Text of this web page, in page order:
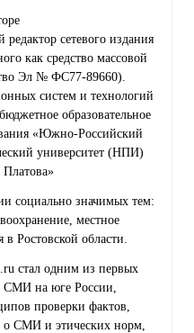
сетевого издания
как средство массовой
Эл № ФС77-89660).
систем и технологий
образовательное
«Южно-Российский
университет (НПИ)
социально значимых тем:
местное
Ростовской области.
стал одним из первых
на юге России,
проверки фактов,
о СМИ и этических норм,